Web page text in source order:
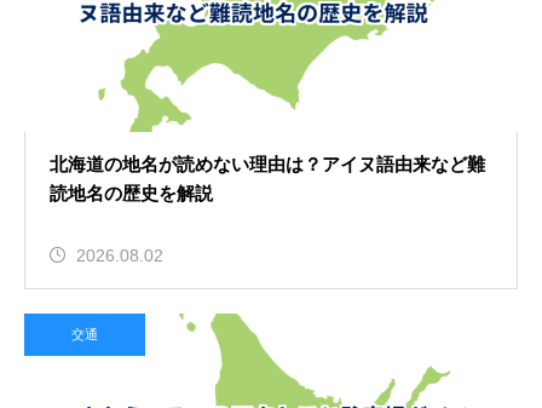
北海道の地名が読めない理由は？アイヌ語由来など難
読地名の歴史を解説
2026.08.02
交通